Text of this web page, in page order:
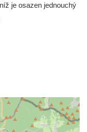
je osazen jednouchý